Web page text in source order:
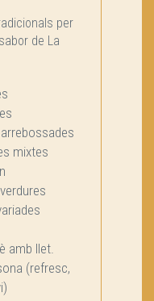
per
de La
mixtes
amb llet.
(refresc,